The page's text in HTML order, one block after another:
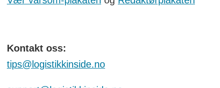
Kontakt oss:
tips@logistikkinside.no